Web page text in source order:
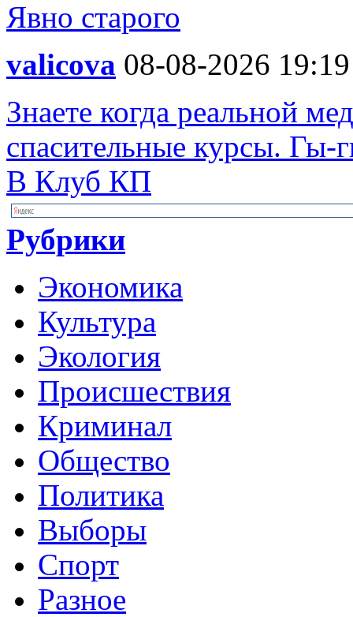
Явно старого
valicova 08-08-2026 19:19
Знаете когда реальной
спасительные курсы. Гы-
В Клуб КП
Рубрики
Экономика
Культура
Экология
Происшествия
Криминал
Общество
Политика
Выборы
Спорт
Разное